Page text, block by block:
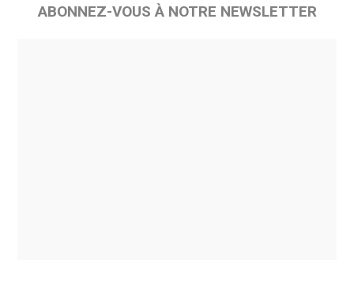
ABONNEZ-VOUS À NOTRE NEWSLETTER